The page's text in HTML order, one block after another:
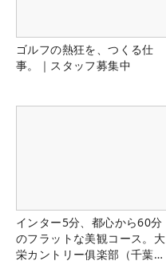
ゴルフの熱狂を、つくる仕
事。｜スタッフ募集中
インター5分、都心から60分
のフラットな美観コース。大
栄カントリー俱楽部（千葉